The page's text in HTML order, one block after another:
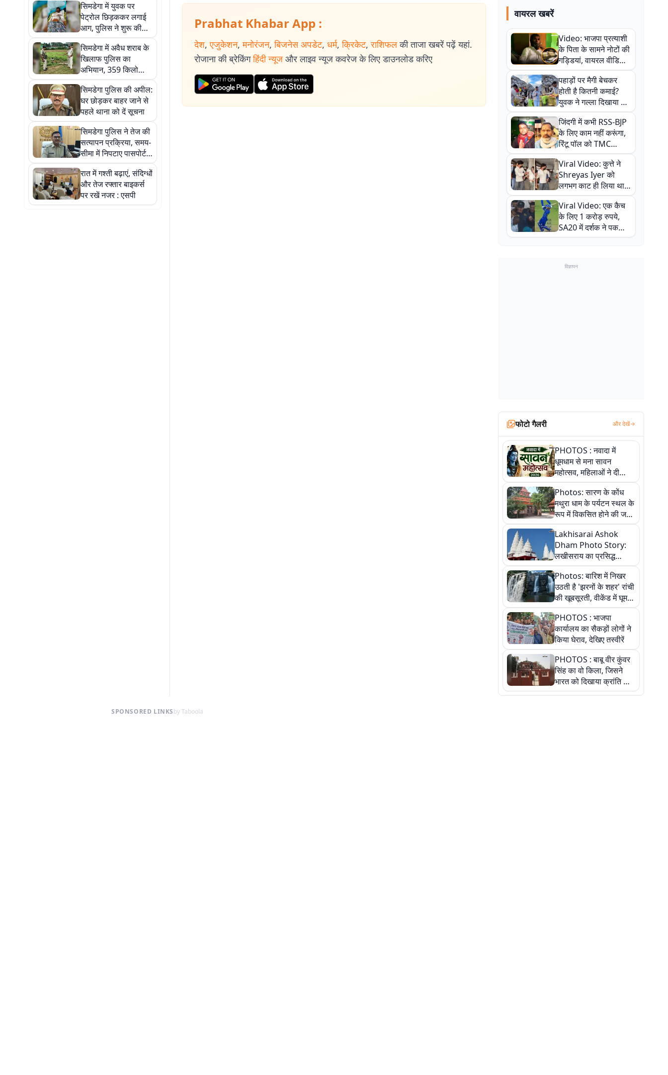
सिमडेगा में युवक पर
पेट्रोल छिड़ककर लगाई
आग, पुलिस ने शुरू की
जांच
सिमडेगा में अवैध शराब के
खिलाफ पुलिस का
अभियान, 359 किलो
जावा महुआ व 35 लीटर
शराब नष्ट
सिमडेगा पुलिस की अपील:
घर छोड़कर बाहर जाने से
पहले थाना को दें सूचना
सिमडेगा पुलिस ने तेज की
सत्यापन प्रक्रिया, समय-
सीमा में निपटाए पासपोर्ट
और चरित्र प्रमाण-पत्र
रात में गश्ती बढ़ाएं, संदिग्धों
और तेज रफ्तार बाइकर्स
पर रखें नजर : एसपी
Prabhat Khabar App :
देश, एजुकेशन, मनोरंजन, बिजनेस अपडेट, धर्म, क्रिकेट, राशिफल की ताजा खबरें पढ़ें यहां.
रोजाना की ब्रेकिंग हिंदी न्यूज और लाइव न्यूज कवरेज के लिए डाउनलोड करिए
वायरल खबरें
Video: भाजपा प्रत्याशी
के पिता के सामने नोटों की
गड्डियां, वायरल वीडियो
से राजनीति में उबाल,
अजित महतो बोले- TMC
की गंदी चाल
पहाड़ों पर मैगी बेचकर
होती है कितनी कमाई?
युवक ने गल्ला दिखाया तो
नौकरी वालों के खड़े हो गए
कान
जिंदगी में कभी RSS-BJP
के लिए काम नहीं करूंगा,
रिंटू पॉल को TMC
ऑफिस में ले जाकर पीटा,
Video वायरल
Viral Video: कुत्ते ने
Shreyas Iyer को
लगभग काट ही लिया था,
न्यूजीलैंड सीरीज से पहले
बाल-बाल बचे
Viral Video: एक कैच
के लिए 1 करोड़ रुपये,
SA20 में दर्शक ने पकड़ा
एक हाथ से गजब का कैच
विज्ञापन
फोटो गैलरी और देखें
PHOTOS : नवादा में
धूमधाम से मना सावन
महोत्सव, महिलाओं ने दी
सांस्कृतिक प्रस्तुतियां
Photos: सारण के कोंध
मथुरा धाम के पर्यटन स्थल के
रूप में विकसित होने की जगी
आस, 9 तस्वीरों में देखें पूरी
कहानी
Lakhisarai Ashok
Dham Photo Story:
लखीसराय का प्रसिद्ध
अशोक धाम—आस्था,
श्रृंगार, अनुष्ठान और
अलौकिक संध्या आरती के
विहंगम दृश्य
Photos: बारिश में निखर
उठती है 'झरनों के शहर' रांची
की खूबसूरती, वीकेंड में घूम
आएं ये 5 वादियां
PHOTOS : भाजपा
कार्यालय का सैकड़ों लोगों ने
किया घेराव, देखिए तस्वीरें
PHOTOS : बाबू वीर कुंवर
सिंह का वो किला, जिसने
भारत को दिखाया क्रांति का
रास्ता: तस्वीरों में देखिए
SPONSORED LINKSby Taboola